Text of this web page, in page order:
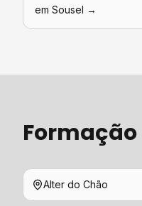
em Sousel →
Formação
Alter do Chão